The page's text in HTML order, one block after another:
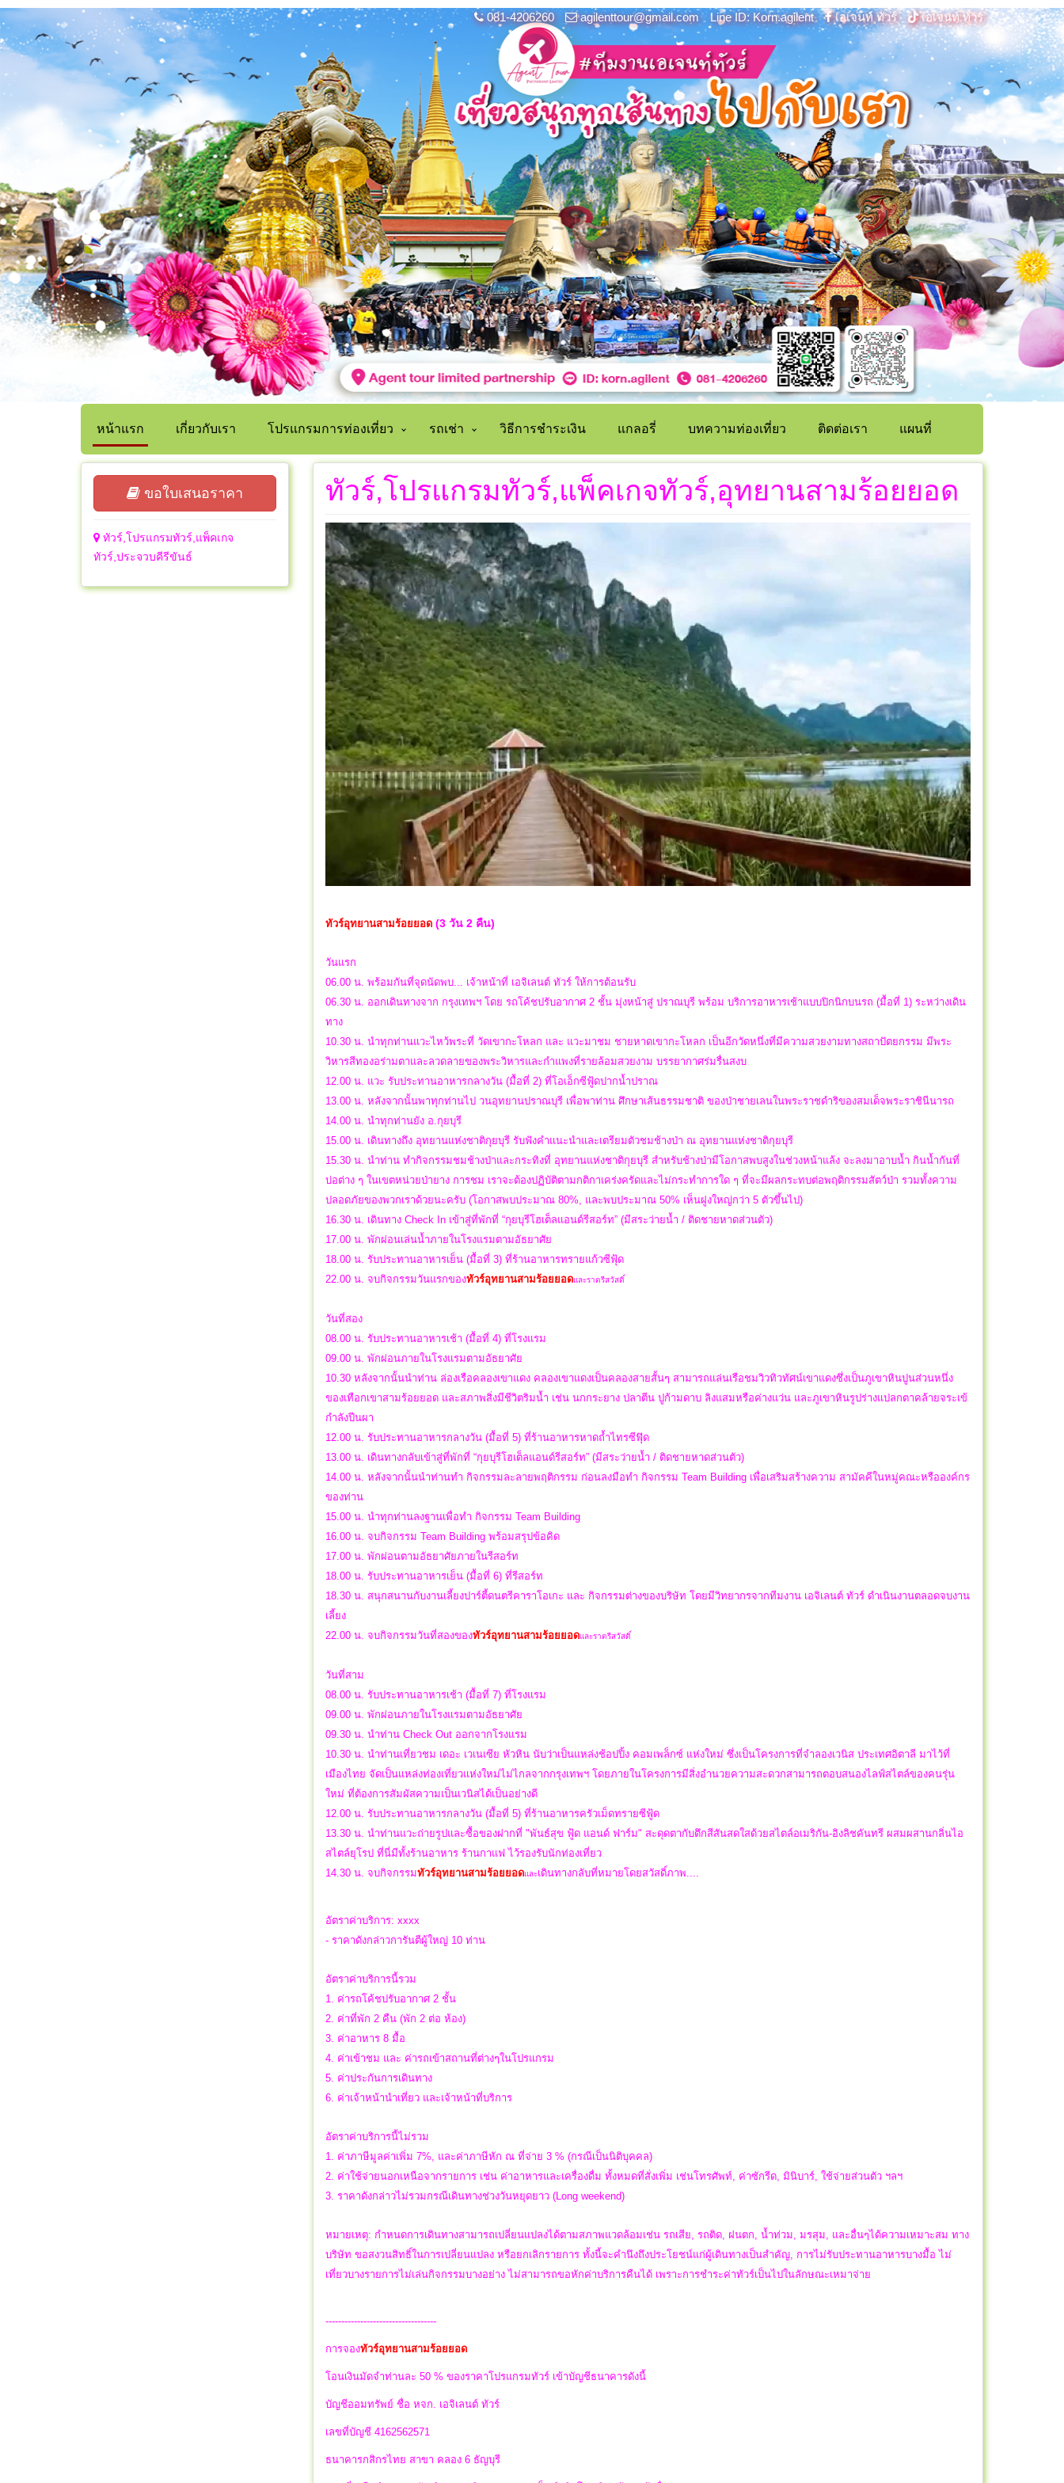
081-4206260 agilenttour@gmail.com Line ID: Korn.agilent เอเจนท์ ทัวร์ เอเจนท์ ทัวร์
หน้าแรก เกี่ยวกับเรา โปรแกรมการท่องเที่ยว รถเช่า วิธีการชำระเงิน แกลอรี่ บทความท่องเที่ยว ติดต่อเรา แผนที่
ขอใบเสนอราคา
ทัวร์,โปรแกรมทัวร์,แพ็คเกจ
ทัวร์,ประจวบคีรีขันธ์
ทัวร์,โปรแกรมทัวร์,แพ็คเกจทัวร์,อุทยานสามร้อยยอด
ทัวร์อุทยานสามร้อยยอด(3 วัน 2 คืน)
วันแรก
06.00 น. พร้อมกันที่จุดนัดพบ... เจ้าหน้าที่ เอจิเลนต์ ทัวร์ ให้การต้อนรับ
06.30 น. ออกเดินทางจาก กรุงเทพฯ โดย รถโค้ชปรับอากาศ 2 ชั้น มุ่งหน้าสู่ ปราณบุรี พร้อม บริการอาหารเช้าแบบปิกนิกบนรถ (มื้อที่ 1) ระหว่างเดิน
ทาง
10.30 น. นำทุกท่านแวะไหว้พระที่ วัดเขากะโหลก และ แวะมาชม ชายหาดเขากะโหลก เป็นอีกวัดหนึ่งที่มีความสวยงามทางสถาปัตยกรรม มีพระ
วิหารสีทองอร่ามตาและลวดลายของพระวิหารและกำแพงที่รายล้อมสวยงาม บรรยากาศร่มรื่นสงบ
12.00 น. แวะ รับประทานอาหารกลางวัน (มื้อที่ 2) ที่โอเอ็กซีฟู้ดปากน้ำปราณ
13.00 น. หลังจากนั้นพาทุกท่านไป วนอุทยานปราณบุรี เพื่อพาท่าน ศึกษาเส้นธรรมชาติ ของป่าชายเลนในพระราชดำริของสมเด็จพระราชินีนารถ
14.00 น. นำทุกท่านยัง อ.กุยบุรี
15.00 น. เดินทางถึง อุทยานแห่งชาติกุยบุรี รับฟังคำแนะนำและเตรียมตัวชมช้างป่า ณ อุทยานแห่งชาติกุยบุรี
15.30 น. นำท่าน ทำกิจกรรมชมช้างป่าและกระทิงที่ อุทยานแห่งชาติกุยบุรี สำหรับช้างป่ามีโอกาสพบสูงในช่วงหน้าแล้ง จะลงมาอาบน้ำ กินน้ำกันที่
บ่อต่าง ๆ ในเขตหน่วยป่ายาง การชม เราจะต้องปฏิบัติตามกติกาเคร่งครัดและไม่กระทำการใด ๆ ที่จะมีผลกระทบต่อพฤติกรรมสัตว์ป่า รวมทั้งความ
ปลอดภัยของพวกเราด้วยนะครับ (โอกาสพบประมาณ 80%, และพบประมาณ 50% เห็นฝูงใหญ่กว่า 5 ตัวขึ้นไป)
16.30 น. เดินทาง Check In เข้าสู่ที่พักที่ “กุยบุรีโฮเต็ลแอนด์รีสอร์ท” (มีสระว่ายน้ำ / ติดชายหาดส่วนตัว)
17.00 น. พักผ่อนเล่นน้ำภายในโรงแรมตามอัธยาศัย
18.00 น. รับประทานอาหารเย็น (มื้อที่ 3) ที่ร้านอาหารทรายแก้วซีฟุ้ด
22.00 น. จบกิจกรรมวันแรกของทัวร์อุทยานสามร้อยยอดและราตรีสวัสดิ์
วันที่สอง
08.00 น. รับประทานอาหารเช้า (มื้อที่ 4) ที่โรงแรม
09.00 น. พักผ่อนภายในโรงแรมตามอัธยาศัย
10.30 หลังจากนั้นนำท่าน ล่องเรือคลองเขาแดง คลองเขาแดงเป็นคลองสายสั้นๆ สามารถแล่นเรือชมวิวทิวทัศน์เขาแดงซึ่งเป็นภูเขาหินปูนส่วนหนึ่ง
ของเทือกเขาสามร้อยยอด และสภาพสิ่งมีชีวิตริมน้ำ เช่น นกกระยาง ปลาตีน ปูก้ามดาบ ลิงแสมหรือค่างแว่น และภูเขาหินรูปร่างแปลกตาคล้ายจระเข้
กำลังปีนผา
12.00 น. รับประทานอาหารกลางวัน (มื้อที่ 5) ที่ร้านอาหารหาดถ้ำไทรซีฟุ๊ด
13.00 น. เดินทางกลับเข้าสู่ที่พักที่ “กุยบุรีโฮเต็ลแอนด์รีสอร์ท” (มีสระว่ายน้ำ / ติดชายหาดส่วนตัว)
14.00 น. หลังจากนั้นนำท่านทำ กิจกรรมละลายพฤติกรรม ก่อนลงมือทำ กิจกรรม Team Building เพื่อเสริมสร้างความ สามัคคีในหมู่คณะหรือองค์กร
ของท่าน
15.00 น. นำทุกท่านลงฐานเพื่อทำ กิจกรรม Team Building
16.00 น. จบกิจกรรม Team Building พร้อมสรุปข้อคิด
17.00 น. พักผ่อนตามอัธยาศัยภายในรีสอร์ท
18.00 น. รับประทานอาหารเย็น (มื้อที่ 6) ที่รีสอร์ท
18.30 น. สนุกสนานกับงานเลี้ยงปาร์ตี้ดนตรีคาราโอเกะ และ กิจกรรมต่างของบริษัท โดยมีวิทยากรจากทีมงาน เอจิเลนต์ ทัวร์ ดำเนินงานตลอดจบงาน
เลี้ยง
22.00 น. จบกิจกรรมวันที่สองของทัวร์อุทยานสามร้อยยอดและราตรีสวัสดิ์
วันที่สาม
08.00 น. รับประทานอาหารเช้า (มื้อที่ 7) ที่โรงแรม
09.00 น. พักผ่อนภายในโรงแรมตามอัธยาศัย
09.30 น. นำท่าน Check Out ออกจากโรงแรม
10.30 น. นำท่านเที่ยวชม เดอะ เวเนเซีย หัวหิน นับว่าเป็นแหล่งช้อปปิ้ง คอมเพล็กซ์ แห่งใหม่ ซึ่งเป็นโครงการที่จำลองเวนิส ประเทศอิตาลี มาไว้ที่
เมืองไทย จัดเป็นแหล่งท่องเที่ยวแห่งใหม่ไม่ไกลจากกรุงเทพฯ โดยภายในโครงการมีสิ่งอำนวยความสะดวกสามารถตอบสนองไลฟ์สไตล์ของคนรุ่น
ใหม่ ที่ต้องการสัมผัสความเป็นเวนิสได้เป็นอย่างดี
12.00 น. รับประทานอาหารกลางวัน (มื้อที่ 5) ที่ร้านอาหารครัวเม็ดทรายซีฟู้ด
13.30 น. นำท่านแวะถ่ายรูปและซื้อของฝากที่ "พันธ์สุข ฟู้ด แอนด์ ฟาร์ม" สะดุดตากับตึกสีสันสดใสด้วยสไตล์อเมริกัน-อิงลิชคันทรี ผสมผสานกลิ่นไอ
สไตล์ยุโรป ที่นี่มีทั้งร้านอาหาร ร้านกาแฟ ไว้รองรับนักท่องเที่ยว
14.30 น. จบกิจกรรมทัวร์อุทยานสามร้อยยอดและเดินทางกลับที่หมายโดยสวัสดิ์ภาพ....
อัตราค่าบริการ: xxxx
- ราคาดังกล่าวการันตีผู้ใหญ่ 10 ท่าน
อัตราค่าบริการนี้รวม
1. ค่ารถโค้ชปรับอากาศ 2 ชั้น
2. ค่าที่พัก 2 คืน (พัก 2 ต่อ ห้อง)
3. ค่าอาหาร 8 มื้อ
4. ค่าเข้าชม และ ค่ารถเข้าสถานที่ต่างๆในโปรแกรม
5. ค่าประกันการเดินทาง
6. ค่าเจ้าหน้านำเที่ยว และเจ้าหน้าที่บริการ
อัตราค่าบริการนี้ไม่รวม
1. ค่าภาษีมูลค่าเพิ่ม 7%, และค่าภาษีหัก ณ ที่จ่าย 3 % (กรณีเป็นนิติบุคคล)
2. ค่าใช้จ่ายนอกเหนือจากรายการ เช่น ค่าอาหารและเครื่องดื่ม ทั้งหมดที่สั่งเพิ่ม เช่นโทรศัพท์, ค่าซักรีด, มินิบาร์, ใช้จ่ายส่วนตัว ฯลฯ
3. ราคาดังกล่าวไม่รวมกรณีเดินทางช่วงวันหยุดยาว (Long weekend)
หมายเหตุ: กำหนดการเดินทางสามารถเปลี่ยนแปลงได้ตามสภาพแวดล้อมเช่น รถเสีย, รถติด, ฝนตก, น้ำท่วม, มรสุม, และอื่นๆได้ความเหมาะสม ทาง
บริษัท ขอสงวนสิทธิ์ในการเปลี่ยนแปลง หรือยกเลิกรายการ ทั้งนี้จะคำนึงถึงประโยชน์แก่ผู้เดินทางเป็นสำคัญ, การไม่รับประทานอาหารบางมื้อ ไม่
เที่ยวบางรายการไม่เล่นกิจกรรมบางอย่าง ไม่สามารถขอหักค่าบริการคืนได้ เพราะการชำระค่าทัวร์เป็นไปในลักษณะเหมาจ่าย
-----------------------------------
การจองทัวร์อุทยานสามร้อยยอด
โอนเงินมัดจำท่านละ 50 % ของราคาโปรแกรมทัวร์ เข้าบัญชีธนาคารดังนี้
บัญชีออมทรัพย์ ชื่อ หจก. เอจิเลนต์ ทัวร์
เลขที่บัญชี 4162562571
ธนาคารกสิกรไทย สาขา คลอง 6 ธัญบุรี